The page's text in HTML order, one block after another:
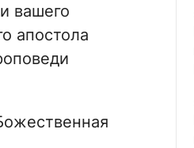
вашего
апостола